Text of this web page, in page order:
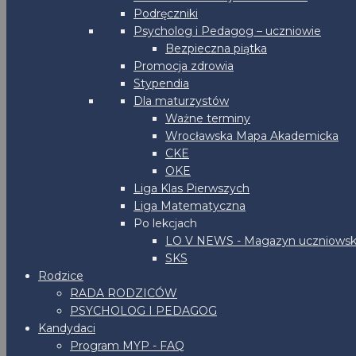
Podręczniki
Psycholog i Pedagog – uczniowie
Bezpieczna piątka
Promocja zdrowia
Stypendia
Dla maturzystów
Ważne terminy
Wrocławska Mapa Akademicka
CKE
OKE
Liga Klas Pierwszych
Liga Matematyczna
Po lekcjach
LO V NEWS - Magazyn
SKS
Rodzice
RADA RODZICÓW
PSYCHOLOG I PEDAGOG
Kandydaci
Program MYP - FAQ